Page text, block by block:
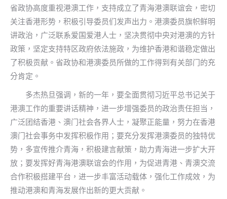
省政协高度重视港澳工作，支持成立了青海港澳联谊会，密切
关注香港形势，积极引导委员们发声出力。港澳委员旗帜鲜明
讲政治，广泛联系爱国爱港人士，坚决贯彻中央对港澳的方针
政策，坚定支持特区政府依法施政，为维护香港和谐稳定做出
了积极贡献。省政协和港澳委员所做的工作得到有关部门的充
分肯定。
多杰热旦强调，新的一年，要全面贯彻习近平总书记关于
港澳工作的重要讲话精神，进一步增强委员的政治责任担当，
广泛团结香港、澳门社会各界人士，凝聚正能量，努力在香港
澳门社会事务中发挥积极作用；要充分发挥港澳委员的独特优
势，多宣传推介青海，积极建言献策，助力青海进一步扩大开
放；要发挥好青海港澳联谊会的作用，为促进青港、青澳交流
合作积极搭建平台，进一步丰富活动载体，强化工作成效，为
推动港澳和青海发展作出新的更大贡献。